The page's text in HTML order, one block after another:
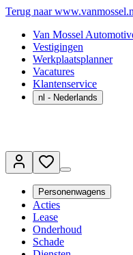
Terug naar
Van Mossel
Vestigingen
Werkplaatsplanner
Vacatures
Klantenservice
nl - Nederlands
Personenwagens
Acties
Lease
Onderhoud
Schade